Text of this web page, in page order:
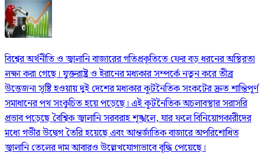
বিশ্বের অর্থনীতি ও জ্বালানি বাজারের গতিপ্রকৃতিতে ফের বড় ধরনের অস্থিরতা
লক্ষ্য করা গেছে। যুক্তরাষ্ট্র ও ইরানের মধ্যকার সম্পর্কে নতুন করে তীব্র
উত্তেজনা সৃষ্টি হওয়ায় দুই দেশের মধ্যকার কূটনৈতিক সংকটের দ্রুত শান্তিপূর্ণ
সমাধানের পথ সংকুচিত হয়ে পড়েছে। এই কূটনৈতিক অচলাবস্থার সরাসরি
প্রভাব পড়েছে বৈশ্বিক জ্বালানি সরবরাহ শৃঙ্খলে, যার ফলে বিনিয়োগকারীদের
মধ্যে গভীর উদ্বেগ তৈরি হয়েছে এবং আন্তর্জাতিক বাজারে অপরিশোধিত
জ্বালানি তেলের দাম আবারও উল্লেখযোগ্যভাবে বৃদ্ধি পেয়েছে।